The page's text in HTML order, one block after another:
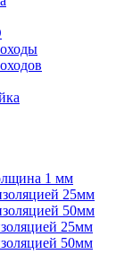
1 мм
25мм
50мм
25мм
50мм